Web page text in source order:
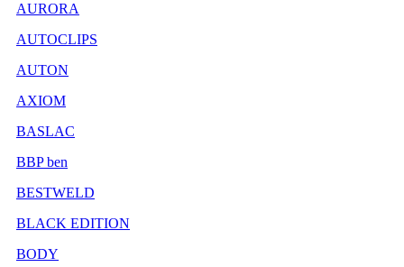
AURORA
AUTOCLIPS
AUTON
AXIOM
BASLAC
BBP ben
BESTWELD
BLACK EDITION
BODY